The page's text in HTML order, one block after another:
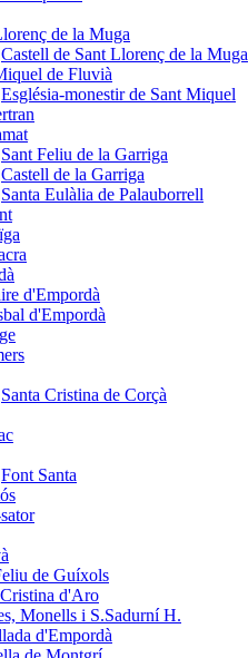
de la Muga
Castell de Sant Llorenç de la Muga
de Fluvià
Església-monestir de Sant Miquel
Sant Feliu de la Garriga
Castell de la Garriga
Santa Eulàlia de Palauborrell
d'Empordà
d'Empordà
Santa Cristina de Corçà
Font Santa
de Guíxols
d'Aro
Monells i S.Sadurní H.
d'Empordà